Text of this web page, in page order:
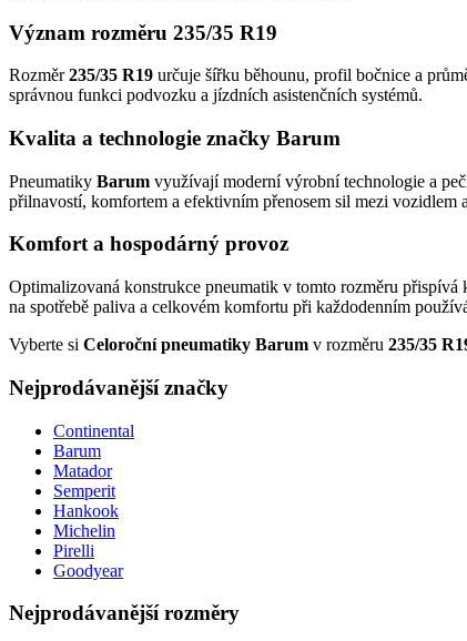
Význam rozměru 235/35 R19
Rozměr235/35 R19 určuje šířku běhounu, profil bočnice a
správnou funkci podvozku a jízdních asistenčních systémů.
Kvalita a technologie značky Barum
Pneumatiky Barum využívají moderní výrobní technologie a
přilnavostí, komfortem a efektivním přenosem sil mezi vozidlem
Komfort a hospodárný provoz
Optimalizovaná konstrukce pneumatik v tomto rozměru
na spotřebě paliva a celkovém komfortu při každodenním
Vyberte si Celoroční pneumatiky Barum v rozměru 235/35
Nejprodávanější značky
Continental
Barum
Matador
Semperit
Hankook
Michelin
Pirelli
Goodyear
Nejprodávanější rozměry